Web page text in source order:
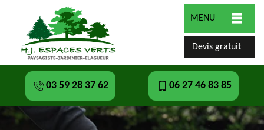
MENU
Devis gratuit
03 59 28 37 62 06 27 46 83 85